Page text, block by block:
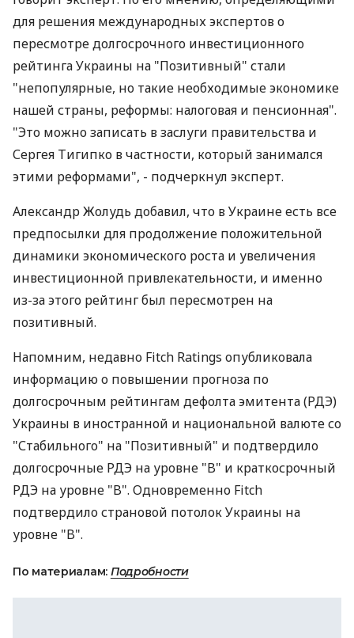
для решения международных экспертов о
пересмотре долгосрочного инвестиционного
рейтинга Украины на "Позитивный" стали
"непопулярные, но такие необходимые экономике
нашей страны, реформы: налоговая и пенсионная".
"Это можно записать в заслуги правительства и
Сергея Тигипко в частности, который занимался
этими реформами", - подчеркнул эксперт.
Александр Жолудь добавил, что в Украине есть все
предпосылки для продолжение положительной
динамики экономического роста и увеличения
инвестиционной привлекательности, и именно
из-за этого рейтинг был пересмотрен на
позитивный.
Напомним, недавно Fitch Ratings опубликовала
информацию о повышении прогноза по
долгосрочным рейтингам дефолта эмитента (РДЭ)
Украины в иностранной и национальной валюте со
"Стабильного" на "Позитивный" и подтвердило
долгосрочные РДЭ на уровне "B" и краткосрочный
РДЭ на уровне "B". Одновременно Fitch
подтвердило страновой потолок Украины на
уровне "B".
По материалам: Подробности